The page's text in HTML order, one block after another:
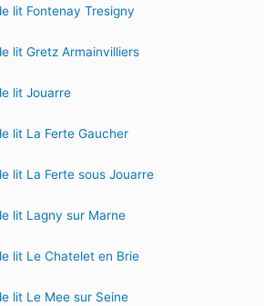
lit Fontenay Tresigny
lit Gretz Armainvilliers
lit Jouarre
lit La Ferte Gaucher
lit La Ferte sous Jouarre
lit Lagny sur Marne
lit Le Chatelet en Brie
lit Le Mee sur Seine